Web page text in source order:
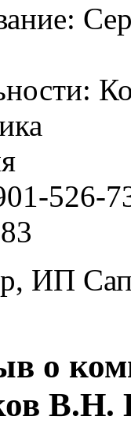
526-
ИП
о
В.Н.